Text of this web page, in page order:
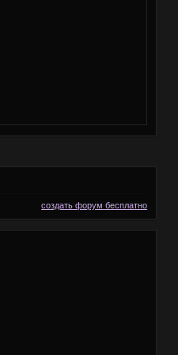
создать форум бесплатно